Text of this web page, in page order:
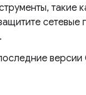
такие
сетевые